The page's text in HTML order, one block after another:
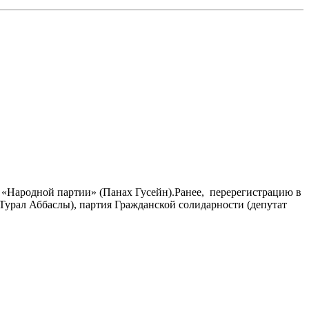
партии» (Панах Гусейн).Ранее, перерегистрацию в
Аббаслы), партия Гражданской солидарности (депутат